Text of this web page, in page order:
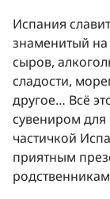
Испания
знаменитый
сыров,
сладости,
другое… Всё
сувениром для
частичкой
приятным